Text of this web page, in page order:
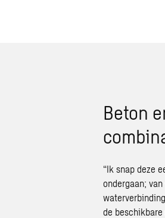
Beton
“Ik snap deze
ondergaan;
de